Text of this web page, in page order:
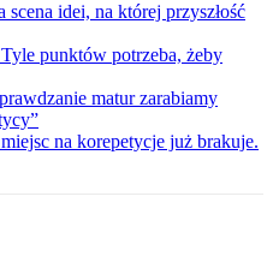
idei, na której przyszłość
punktów potrzeba, żeby
matur zarabiamy
na korepetycje już brakuje.